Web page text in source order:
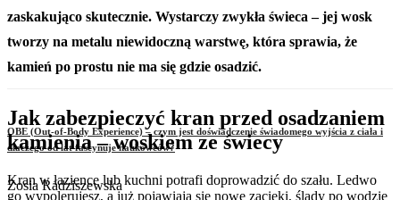
OBE (Out-of-Body Experience) – czym jest doświadczenie świadomego wyjścia z ciała i
dlaczego od lat fascynuje naukowców?
Zosia Radziszewska
zaskakująco skutecznie. Wystarczy zwykła świeca – jej wosk
tworzy na metalu niewidoczną warstwę, która sprawia, że
kamień po prostu nie ma się gdzie osadzić.
Jak zabezpieczyć kran przed osadzaniem
kamienia – woskiem ze świecy
Kran w łazience lub kuchni potrafi doprowadzić do szału. Ledwo
go wypolerujesz, a już pojawiają się nowe zacieki, ślady po wodzie